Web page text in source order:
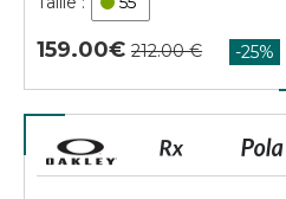
159.00